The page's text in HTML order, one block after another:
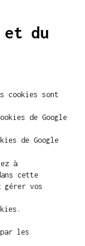
et du
cookies sont
de Google
de Google
à
cette
vos
les